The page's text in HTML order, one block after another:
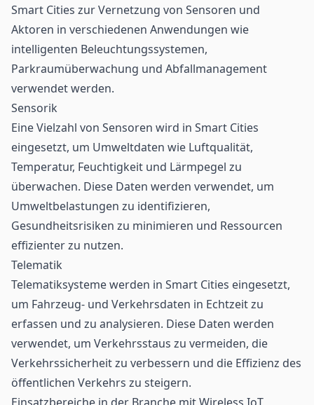
Smart Cities zur Vernetzung von Sensoren und
Aktoren in verschiedenen Anwendungen wie
intelligenten Beleuchtungssystemen,
Parkraumüberwachung und Abfallmanagement
verwendet werden.
Sensorik
Eine Vielzahl von Sensoren wird in Smart Cities
eingesetzt, um Umweltdaten wie Luftqualität,
Temperatur, Feuchtigkeit und Lärmpegel zu
überwachen. Diese Daten werden verwendet, um
Umweltbelastungen zu identifizieren,
Gesundheitsrisiken zu minimieren und Ressourcen
effizienter zu nutzen.
Telematik
Telematiksysteme werden in Smart Cities eingesetzt,
um Fahrzeug- und Verkehrsdaten in Echtzeit zu
erfassen und zu analysieren. Diese Daten werden
verwendet, um Verkehrsstaus zu vermeiden, die
Verkehrssicherheit zu verbessern und die Effizienz des
öffentlichen Verkehrs zu steigern.